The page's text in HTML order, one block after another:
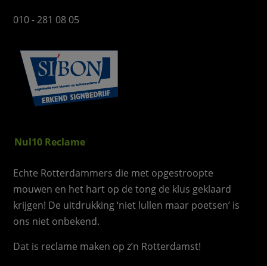
010 - 281 08 05
Nul10 Reclame
Echte Rotterdammers die met opgestroopte
mouwen en het hart op de tong de klus geklaard
krijgen! De uitdrukking ‘niet lullen maar poetsen’ is
ons niet onbekend.
Dat is reclame maken op z’n Rotterdamst!